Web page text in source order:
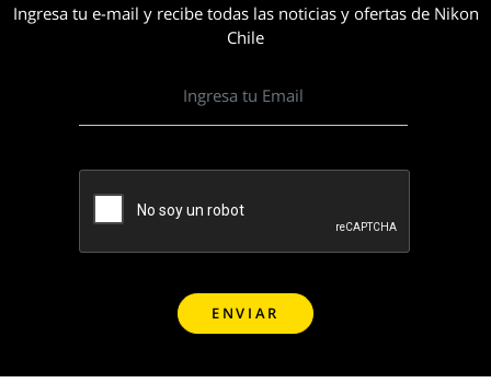
Ingresa tu e-mail y recibe todas las noticias y ofertas de Nikon
Chile